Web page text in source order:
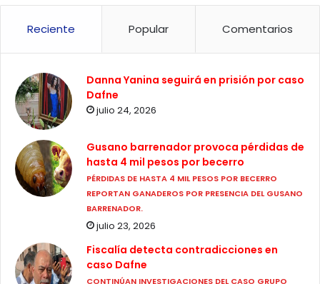
Reciente Popular Comentarios
Danna Yanina seguirá en prisión por caso
Dafne
julio 24, 2026
Gusano barrenador provoca pérdidas de
hasta 4 mil pesos por becerro
PÉRDIDAS DE HASTA 4 MIL PESOS POR BECERRO
REPORTAN GANADEROS POR PRESENCIA DEL GUSANO
BARRENADOR.
julio 23, 2026
Fiscalía detecta contradicciones en
caso Dafne
CONTINÚAN INVESTIGACIONES DEL CASO GRUPO